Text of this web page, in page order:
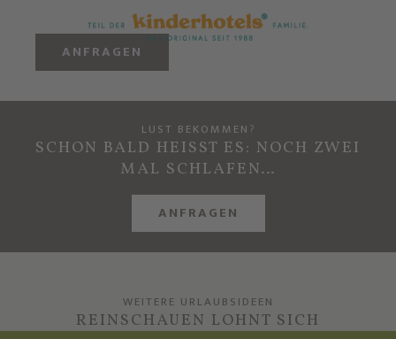
ANFRAGEN
LUST BEKOMMEN?
SCHON BALD HEISST ES: NOCH ZWEI
MAL SCHLAFEN…
ANFRAGEN
WEITERE URLAUBSIDEEN
REINSCHAUEN LOHNT SICH